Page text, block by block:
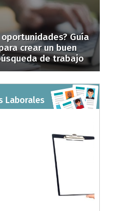
Guía
crear un buen
de trabajo
Laborales